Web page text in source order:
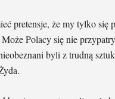
pretensje, że my tylko się
Może Polacy się nie
byli z trudną